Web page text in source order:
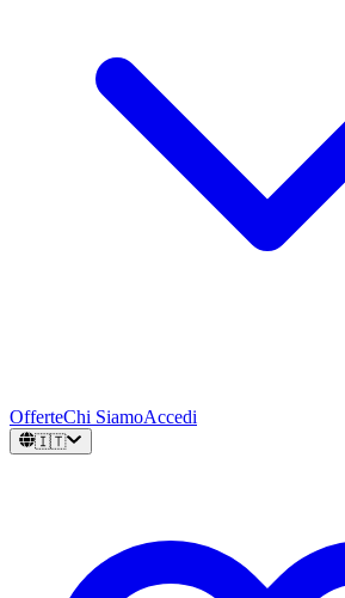
OfferteChi SiamoAccedi
🇮🇹